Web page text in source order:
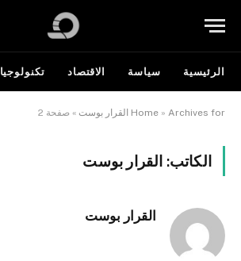
الرئيسية سياسة الاقتصاد تكنولوجيا
Home » Archives for القرار بوست » صفحة 2
الكاتب: القرار بوست
القرار بوست